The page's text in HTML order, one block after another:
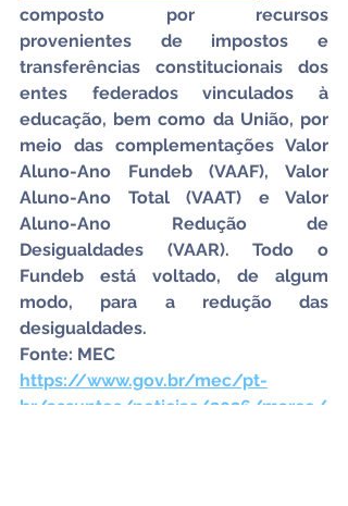
composto por recursos
provenientes de impostos e
transferências constitucionais dos
entes federados vinculados à
educação, bem como da União, por
meio das complementações Valor
Aluno-Ano Fundeb (VAAF), Valor
Aluno-Ano Total (VAAT) e Valor
Aluno-Ano Redução de
Desigualdades (VAAR). Todo o
Fundeb está voltado, de algum
modo, para a redução das
desigualdades.
Fonte: MEC
https://www.gov.br/mec/pt-
br/assuntos/noticias/2026/marco/